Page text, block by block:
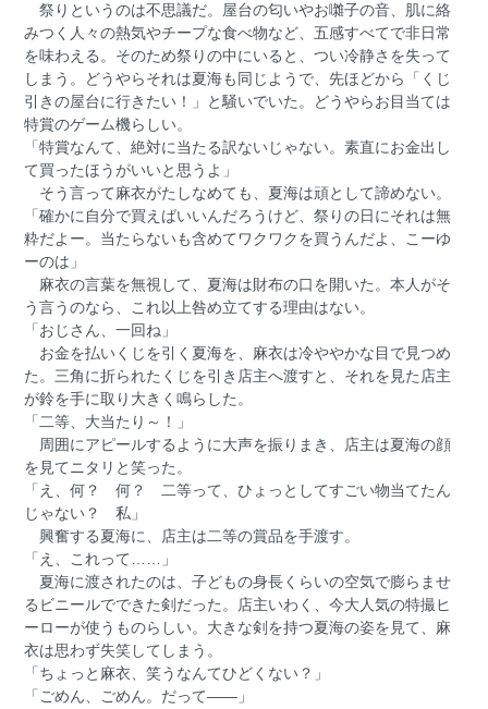
祭りというのは不思議だ。屋台の匂いやお囃子の音、肌に絡
みつく人々の熱気やチープな食べ物など、五感すべてで非日常
を味わえる。そのため祭りの中にいると、つい冷静さを失って
しまう。どうやらそれは夏海も同じようで、先ほどから「くじ
引きの屋台に行きたい！」と騒いでいた。どうやらお目当ては
特賞のゲーム機らしい。
「特賞なんて、絶対に当たる訳ないじゃない。素直にお金出し
て買ったほうがいいと思うよ」
そう言って麻衣がたしなめても、夏海は頑として諦めない。
「確かに自分で買えばいいんだろうけど、祭りの日にそれは無
粋だよー。当たらないも含めてワクワクを買うんだよ、こーゆ
ーのは」
麻衣の言葉を無視して、夏海は財布の口を開いた。本人がそ
う言うのなら、これ以上咎め立てする理由はない。
「おじさん、一回ね」
お金を払いくじを引く夏海を、麻衣は冷ややかな目で見つめ
た。三角に折られたくじを引き店主へ渡すと、それを見た店主
が鈴を手に取り大きく鳴らした。
「二等、大当たり～！」
周囲にアピールするように大声を振りまき、店主は夏海の顔
を見てニタリと笑った。
「え、何？ 何？ 二等って、ひょっとしてすごい物当てたん
じゃない？ 私」
興奮する夏海に、店主は二等の賞品を手渡す。
「え、これって……」
夏海に渡されたのは、子どもの身長くらいの空気で膨らませ
るビニールでできた剣だった。店主いわく、今大人気の特撮ヒ
ーローが使うものらしい。大きな剣を持つ夏海の姿を見て、麻
衣は思わず失笑してしまう。
「ちょっと麻衣、笑うなんてひどくない？」
「ごめん、ごめん。だって――」